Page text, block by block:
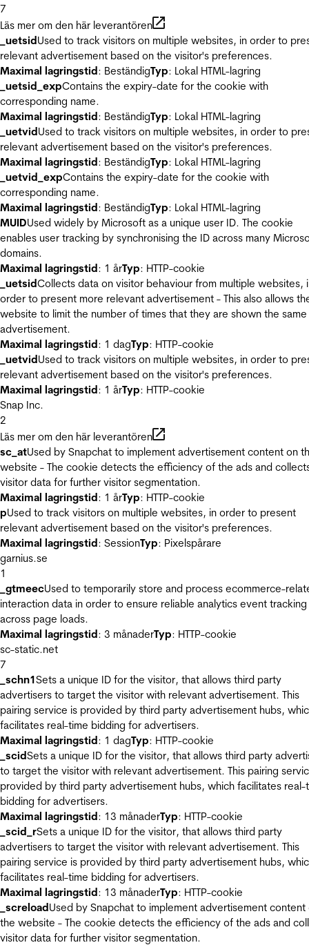
7
Läs mer om den här leverantören
_uetsidUsed to track visitors on multiple websites, in order to
relevant advertisement based on the visitor's preferences.
Maximal lagringstid: BeständigTyp: Lokal HTML-lagring
_uetsid_expContains the expiry-date for the cookie with
corresponding name.
Maximal lagringstid: BeständigTyp: Lokal HTML-lagring
_uetvidUsed to track visitors on multiple websites, in order to
relevant advertisement based on the visitor's preferences.
Maximal lagringstid: BeständigTyp: Lokal HTML-lagring
_uetvid_expContains the expiry-date for the cookie with
corresponding name.
Maximal lagringstid: BeständigTyp: Lokal HTML-lagring
MUIDUsed widely by Microsoft as a unique user ID. The cookie
enables user tracking by synchronising the ID across many
domains.
Maximal lagringstid: 1 årTyp: HTTP-cookie
_uetsidCollects data on visitor behaviour from multiple websites,
order to present more relevant advertisement - This also allows
website to limit the number of times that they are shown the same
advertisement.
Maximal lagringstid: 1 dagTyp: HTTP-cookie
_uetvidUsed to track visitors on multiple websites, in order to
relevant advertisement based on the visitor's preferences.
Maximal lagringstid: 1 årTyp: HTTP-cookie
Snap Inc.
2
Läs mer om den här leverantören
sc_atUsed by Snapchat to implement advertisement content on
website - The cookie detects the efficiency of the ads and
visitor data for further visitor segmentation.
Maximal lagringstid: 1 årTyp: HTTP-cookie
pUsed to track visitors on multiple websites, in order to present
relevant advertisement based on the visitor's preferences.
Maximal lagringstid: SessionTyp: Pixelspårare
garnius.se
1
_gtmeecUsed to temporarily store and process ecommerce-
interaction data in order to ensure reliable analytics event tracking
across page loads.
Maximal lagringstid: 3 månaderTyp: HTTP-cookie
sc-static.net
7
_schn1Sets a unique ID for the visitor, that allows third party
advertisers to target the visitor with relevant advertisement. This
pairing service is provided by third party advertisement hubs,
facilitates real-time bidding for advertisers.
Maximal lagringstid: 1 dagTyp: HTTP-cookie
_scidSets a unique ID for the visitor, that allows third party
to target the visitor with relevant advertisement. This pairing
provided by third party advertisement hubs, which facilitates real-
bidding for advertisers.
Maximal lagringstid: 13 månaderTyp: HTTP-cookie
_scid_rSets a unique ID for the visitor, that allows third party
advertisers to target the visitor with relevant advertisement. This
pairing service is provided by third party advertisement hubs,
facilitates real-time bidding for advertisers.
Maximal lagringstid: 13 månaderTyp: HTTP-cookie
_screloadUsed by Snapchat to implement advertisement content
the website - The cookie detects the efficiency of the ads and
visitor data for further visitor segmentation.